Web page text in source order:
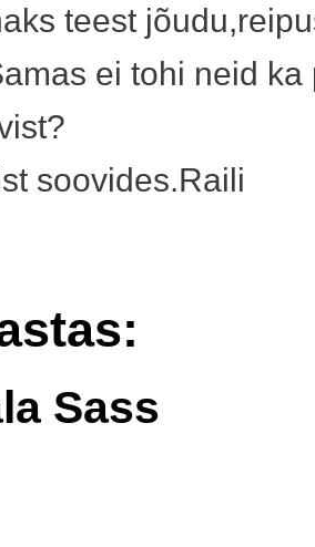
teest
ei tohi neid ka
soovides.Raili
Sass